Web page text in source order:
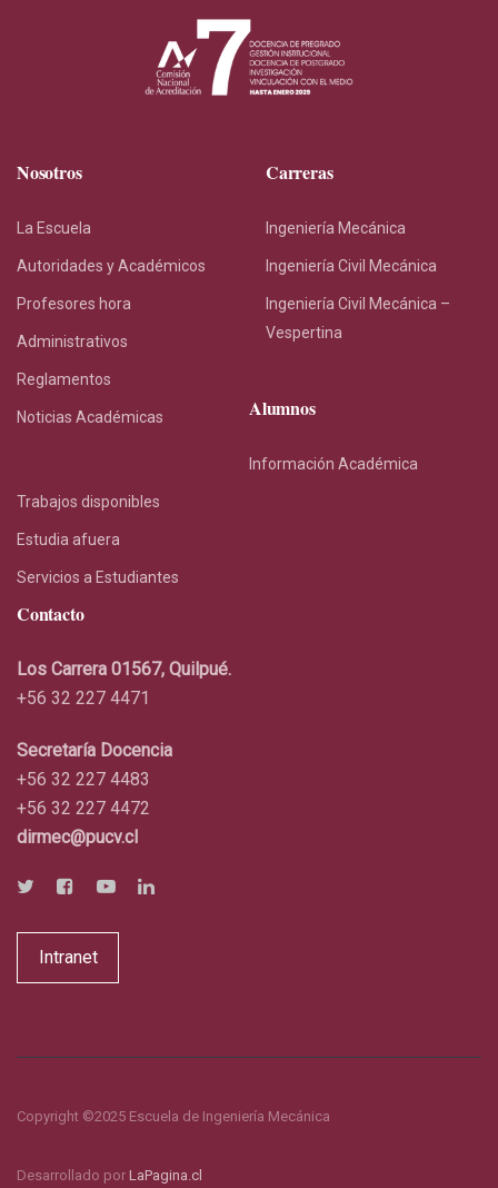
Nosotros
La Escuela
Autoridades y Académicos
Profesores hora
Administrativos
Reglamentos
Noticias Académicas
Carreras
Ingeniería Mecánica
Ingeniería Civil Mecánica
Ingeniería Civil Mecánica –
Vespertina
Alumnos
Información Académica
Trabajos disponibles
Estudia afuera
Servicios a Estudiantes
Contacto
Los Carrera 01567, Quilpué.
+56 32 227 4471
Secretaría Docencia
+56 32 227 4483
+56 32 227 4472
dirmec@pucv.cl
Intranet
Copyright ©2025 Escuela de Ingeniería Mecánica
Desarrollado por LaPagina.cl